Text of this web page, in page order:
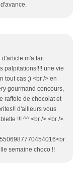
d'article m'a fait
palpitations!!!! une vie
tout cas ;) <br /> en
gourmand concours,
raffole de chocolat et
d'ailleurs vous
!!! ^^ <br /> <br />
semaine choco !!